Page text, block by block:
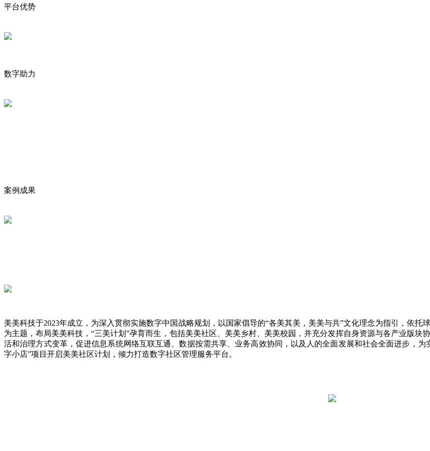
平台优势
数字助力
案例成果
美美科技于2023年成立，为深入贯彻实施数字中国战略规划，以国家倡导的“各美其美，美美与共”文化理念为指引，依
为主题，布局美美科技，“三美计划”孕育而生，包括美美社区、美美乡村、美美校园，并充分发挥自身资源与各产业版
活和治理方式变革，促进信息系统网络互联互通、数据按需共享、业务高效协同，以及人的全面发展和社会全面进步，
字小店”项目开启美美社区计划，倾力打造数字社区管理服务平台。